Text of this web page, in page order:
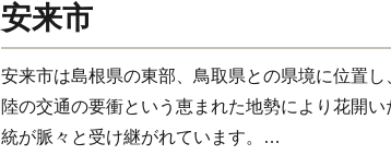
安来市
安来市は島根県の東部、鳥取県との県境に位置し
陸の交通の要衝という恵まれた地勢により花開
統が脈々と受け継がれています。